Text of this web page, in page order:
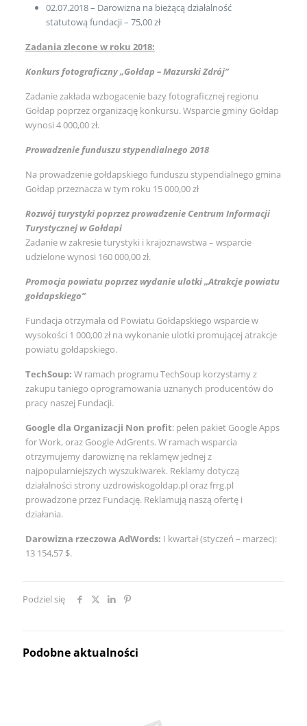
02.07.2018 – Darowizna na bieżącą działalność
statutową fundacji – 75,00 zł
Zadania zlecone w roku 2018:
Konkurs fotograficzny „Gołdap – Mazurski Zdrój”
Zadanie zakłada wzbogacenie bazy fotograficznej regionu
Gołdap poprzez organizację konkursu. Wsparcie gminy Gołdap
wynosi 4 000,00 zł.
Prowadzenie funduszu stypendialnego 2018
Na prowadzenie gołdapskiego funduszu stypendialnego gmina
Gołdap przeznacza w tym roku 15 000,00 zł
Rozwój turystyki poprzez prowadzenie Centrum Informacji
Turystycznej w Gołdapi
Zadanie w zakresie turystyki i krajoznawstwa – wsparcie
udzielone wynosi 160 000,00 zł.
Promocja powiatu poprzez wydanie ulotki „Atrakcje powiatu
gołdapskiego”
Fundacja otrzymała od Powiatu Gołdapskiego wsparcie w
wysokości 1 000,00 zł na wykonanie ulotki promującej atrakcje
powiatu gołdapskiego.
TechSoup: W ramach programu TechSoup korzystamy z
zakupu taniego oprogramowania uznanych producentów do
pracy naszej Fundacji.
Google dla Organizacji Non profit: pełen pakiet Google Apps
for Work, oraz Google AdGrents. W ramach wsparcia
otrzymujemy darowiznę na reklamęw jednej z
najpopularniejszych wyszukiwarek. Reklamy dotyczą
działalności strony uzdrowiskogoldap.pl oraz frrg.pl
prowadzone przez Fundację. Reklamują naszą ofertę i
działania.
Darowizna rzeczowa AdWords: I kwartał (styczeń – marzec):
13 154,57 $.
Podziel się
Podobne aktualności